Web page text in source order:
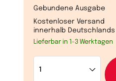
Gebundene Ausgabe
Kostenloser Versand
innerhalb Deutschlands
Lieferbar in 1-3 Werktagen